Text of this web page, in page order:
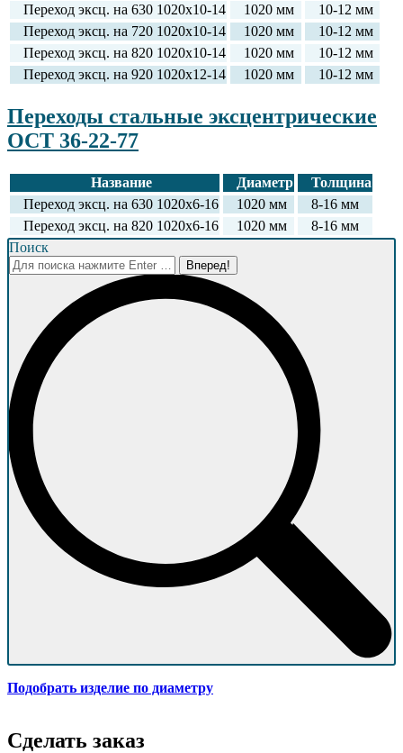
Переход эксц. на 630 1020х10-14
1020 мм
10-12 мм
Переход эксц. на 720 1020х10-14
1020 мм
10-12 мм
Переход эксц. на 820 1020х10-14
1020 мм
10-12 мм
Переход эксц. на 920 1020х12-14
1020 мм 10-12 мм
Переходы стальные эксцентрические
ОСТ 36-22-77
Название Диаметр
Толщина
Переход эксц. на 630 1020х6-16
1020 мм
8-16 мм
Переход эксц. на 820 1020х6-16
1020 мм
8-16 мм
Поиск
Поиск:
Подобрать изделие по диаметру
Сделать заказ